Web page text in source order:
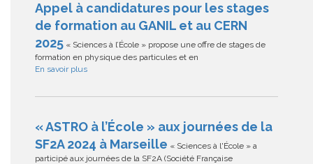
Appel à candidatures pour les stages
de formation au GANIL et au CERN
2025 « Sciences à l’École » propose une offre de stages de
formation en physique des particules et en
En savoir plus
« ASTRO à l’École » aux journées de la
SF2A 2024 à Marseille « Sciences à l'École » a
participé aux journées de la SF2A (Société Française